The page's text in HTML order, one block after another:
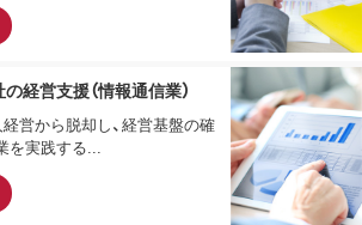
経営支援（情報通信業）
営から脱却し、経営基盤の確
を実践する...